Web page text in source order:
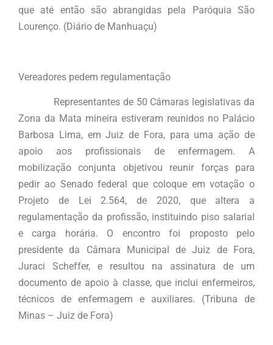
que até então são abrangidas pela Paróquia São
Lourenço. (Diário de Manhuaçu)
Vereadores pedem regulamentação
Representantes de 50 Câmaras legislativas da
Zona da Mata mineira estiveram reunidos no Palácio
Barbosa Lima, em Juiz de Fora, para uma ação de
apoio aos profissionais de enfermagem. A
mobilização conjunta objetivou reunir forças para
pedir ao Senado federal que coloque em votação o
Projeto de Lei 2.564, de 2020, que altera a
regulamentação da profissão, instituindo piso salarial
e carga horária. O encontro foi proposto pelo
presidente da Câmara Municipal de Juiz de Fora,
Juraci Scheffer, e resultou na assinatura de um
documento de apoio à classe, que inclui enfermeiros,
técnicos de enfermagem e auxiliares. (Tribuna de
Minas – Juiz de Fora)